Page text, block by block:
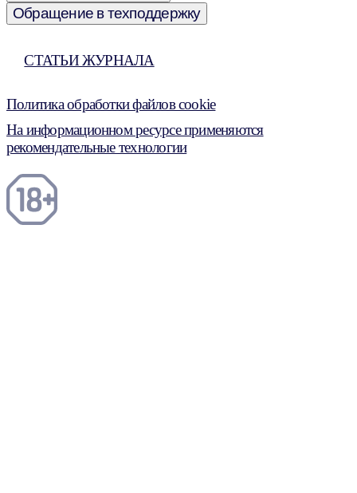
Обращение в техподдержку
СТАТЬИ ЖУРНАЛА
Политика обработки файлов cookie
На информационном ресурсе применяются
рекомендательные технологии